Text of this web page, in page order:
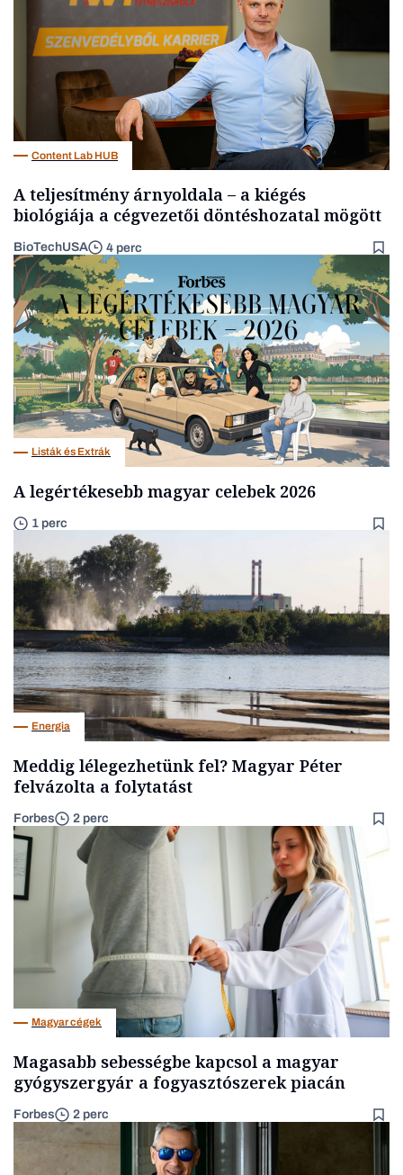
Content Lab HUB
A teljesítmény árnyoldala – a kiégés
biológiája a cégvezetői döntéshozatal mögött
BioTechUSA 4 perc
Listák és Extrák
A legértékesebb magyar celebek 2026
1 perc
Energia
Meddig lélegezhetünk fel? Magyar Péter
felvázolta a folytatást
Forbes 2 perc
Magyar cégek
Magasabb sebességbe kapcsol a magyar
gyógyszergyár a fogyasztószerek piacán
Forbes 2 perc